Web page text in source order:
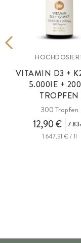
VITAMIN D3 +
5.000IE +
TROPFEN
300 Tropfen
12,90 €
1.647,51 € / 1l